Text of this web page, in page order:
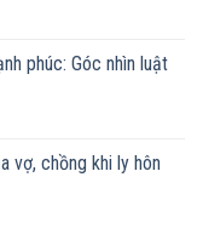
phúc: Góc nhìn luật
vợ, chồng khi ly hôn